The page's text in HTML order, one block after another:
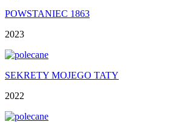
POWSTANIEC 1863
2023
SEKRETY MOJEGO TATY
2022